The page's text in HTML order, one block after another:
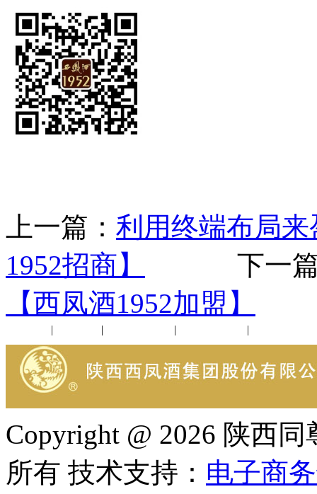
上一篇： 利用终端布局
1952招商】
下一篇
【西凤酒1952加盟】
| | | |
Copyright @ 2026 陕西
所有 技术支持： 电子商